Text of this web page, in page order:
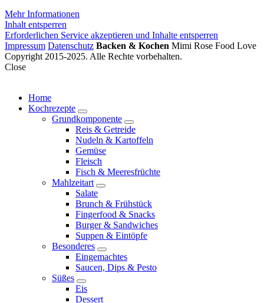
Mehr Informationen
Inhalt entsperren
Erforderlichen Service akzeptieren und Inhalte entsperren
Impressum Datenschutz Backen & Kochen Mimi Rose Food Love
Copyright 2015-2025. Alle Rechte vorbehalten.
Close
Home
Kochrezepte
expand
child
menu
Grundkomponente
expand
child
menu
Reis & Getreide
Nudeln & Kartoffeln
Gemüse
Fleisch
Fisch & Meeresfrüchte
Mahlzeitart
expand
child
menu
Salate
Brunch & Frühstück
Fingerfood & Snacks
Burger & Sandwiches
Suppen & Eintöpfe
Besonderes
expand
child
menu
Eingemachtes
Saucen, Dips & Pesto
Süßes
expand
child
Eis
Dessert